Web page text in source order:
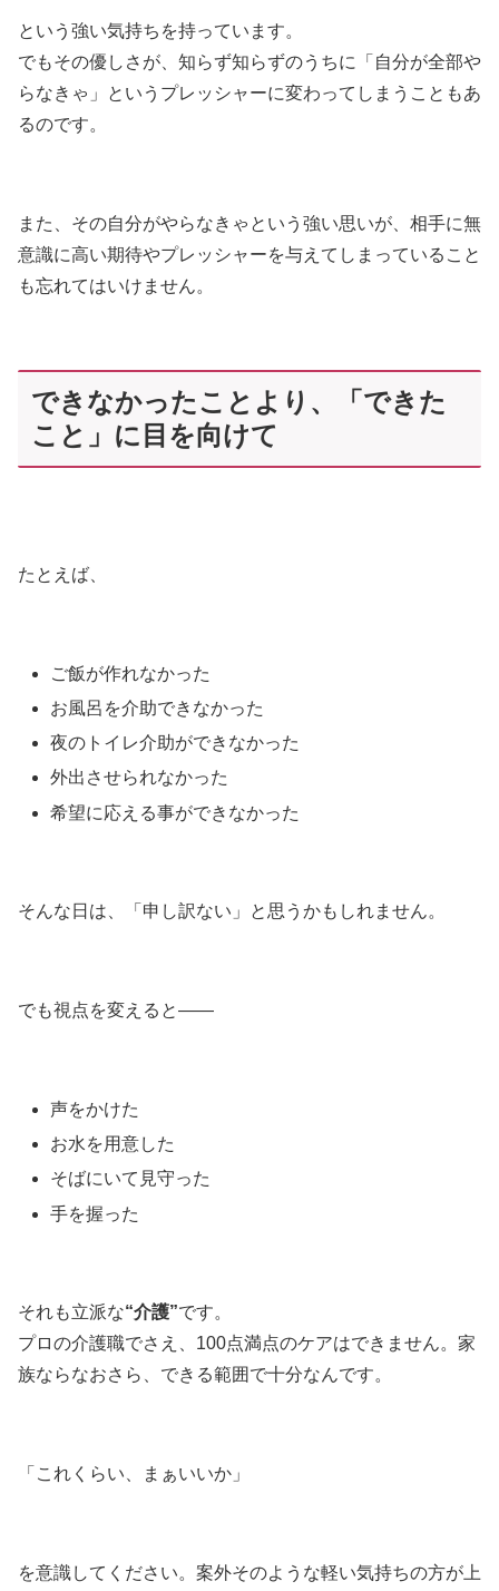
という強い気持ちを持っています。
でもその優しさが、知らず知らずのうちに「自分が全部や
らなきゃ」というプレッシャーに変わってしまうこともあ
るのです。
また、その自分がやらなきゃという強い思いが、相手に無
意識に高い期待やプレッシャーを与えてしまっていること
も忘れてはいけません。
できなかったことより、「できた
こと」に目を向けて
たとえば、
ご飯が作れなかった
お風呂を介助できなかった
夜のトイレ介助ができなかった
外出させられなかった
希望に応える事ができなかった
そんな日は、「申し訳ない」と思うかもしれません。
でも視点を変えると――
声をかけた
お水を用意した
そばにいて見守った
手を握った
それも立派な“介護”です。
プロの介護職でさえ、100点満点のケアはできません。家
族ならなおさら、できる範囲で十分なんです。
「これくらい、まぁいいか」
を意識してください。案外そのような軽い気持ちの方が上